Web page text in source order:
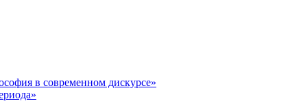
в современном дискурсе»